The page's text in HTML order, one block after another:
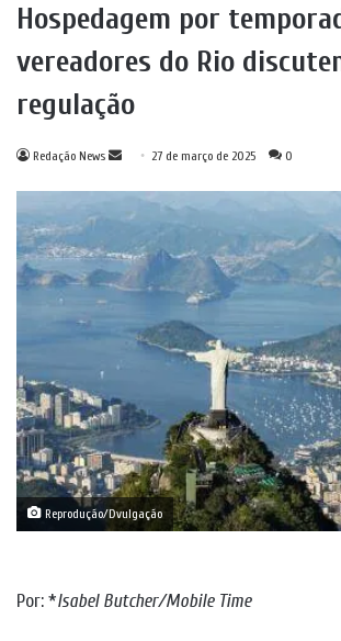
Hospedagem por
vereadores do Rio
regulação
Redação News
Mande27 de março de 2025 0
Reprodução/Dvulgação
Por: *Isabel Butcher/Mobile Time